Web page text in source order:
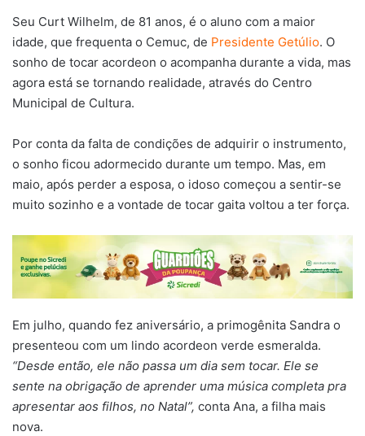
Seu Curt Wilhelm, de 81 anos, é o aluno com a maior
idade, que frequenta o Cemuc, de Presidente Getúlio. O
sonho de tocar acordeon o acompanha durante a vida, mas
agora está se tornando realidade, através do Centro
Municipal de Cultura.
Por conta da falta de condições de adquirir o instrumento,
o sonho ficou adormecido durante um tempo. Mas, em
maio, após perder a esposa, o idoso começou a sentir-se
muito sozinho e a vontade de tocar gaita voltou a ter força.
Em julho, quando fez aniversário, a primogênita Sandra o
presenteou com um lindo acordeon verde esmeralda.
“Desde então, ele não passa um dia sem tocar. Ele se
sente na obrigação de aprender uma música completa pra
apresentar aos filhos, no Natal”, conta Ana, a filha mais
nova.